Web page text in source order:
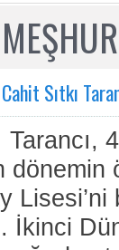
Sıtkı
Tarancı,
dönemin
İkinci